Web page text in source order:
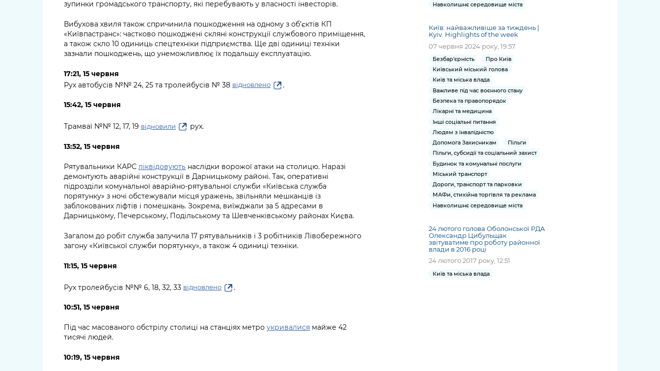
зупинки громадського транспорту, які перебувають у власності інвесторів.
Вибухова хвиля також спричинила пошкодження на одному з об’єктів КП
«Київпастранс»: частково пошкоджені скляні конструкції службового приміщення,
а також скло 10 одиниць спецтехніки підприємства. Ще дві одиниці техніки
зазнали пошкоджень, що унеможливлює їх подальшу експлуатацію.
17:21, 15 червня
Рух автобусів №№ 24, 25 та тролейбусів № 38 відновлено .
15:42, 15 червня
Трамваї №№ 12, 17, 19 відновили рух.
13:52, 15 червня
Рятувальники КАРС ліквідовують наслідки ворожої атаки на столицю. Наразі
демонтують аварійні конструкції в Дарницькому районі. Так, оперативні
підрозділи комунальної аварійно-рятувальної служби «Київська служба
порятунку» з ночі обстежували місця уражень, звільняли мешканців із
заблокованих ліфтів і помешкань. Зокрема, виїжджали за 5 адресами в
Дарницькому, Печерському, Подільському та Шевченківському районах Києва.
Загалом до робіт служба залучила 17 рятувальників і 3 робітників Лівобережного
загону «Київської служби порятунку», а також 4 одиниці техніки.
11:15, 15 червня
Рух тролейбусів №№ 6, 18, 32, 33 відновлено .
10:51, 15 червня
Під час масованого обстрілу столиці на станціях метро укривалися майже 42
тисячі людей.
10:19, 15 червня
Навколишнє середовище міста
Київ: найважливіше за тиждень |
Kyiv. Highlights of the week
07 червня 2024 року, 19:57
Безбар'єрність
Про Київ
Київський міський голова
Київ та міська влада
Важливе під час воєнного стану
Безпека та правопорядок
Лікарні та медицина
Інші соціальні питання
Людям з інвалідністю
Допомога Захисникам
Пільги
Пільги, субсидії та соціальний захист
Будинок та комунальні послуги
Міський транспорт
Дороги, транспорт та парковки
МАФи, стихійна торгівля та реклама
Навколишнє середовище міста
24 лютого голова Оболонської РДА
Олександр Цибульщак
звітуватиме про роботу районної
влади в 2016 році
24 лютого 2017 року, 12:51
Київ та міська влада